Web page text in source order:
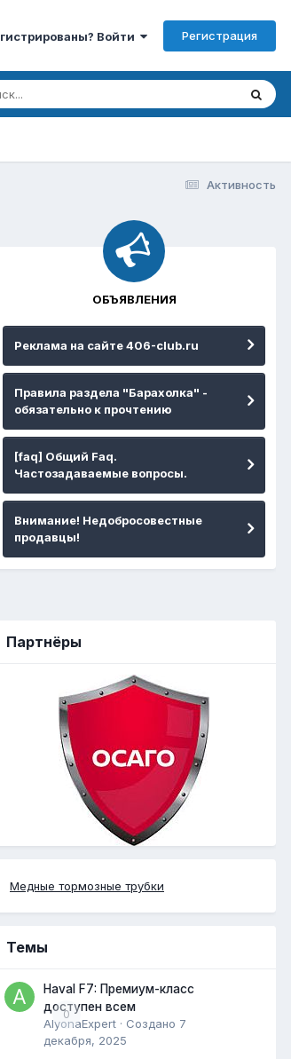
Войти Регистрация
Активность
ОБЪЯВЛЕНИЯ
Реклама на сайте 406-club.ru
Правила раздела "Барахолка" -
обязательно к прочтению
[faq] Общий Faq.
Частозадаваемые вопросы.
Внимание! Недобросовестные
продавцы!
Партнёры
Медные тормозные трубки
Темы
0
Haval F7: Премиум-класс
доступен всем
AlyonaExpert · Создано 7
декабря, 2025